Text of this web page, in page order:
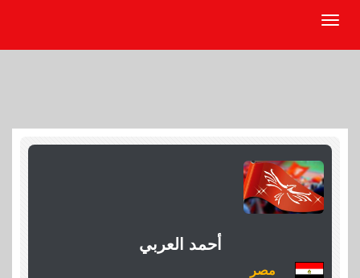
أحمد العربي
مصر